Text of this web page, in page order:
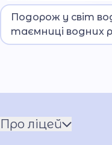
Ліцеїсти
Кондратьєва
подорож до
Подорож у світ
таємниці водних
Про ліцей